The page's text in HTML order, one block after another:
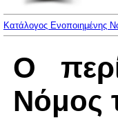
Κατάλογος Ενοποιημένης
Ο
Νόμος